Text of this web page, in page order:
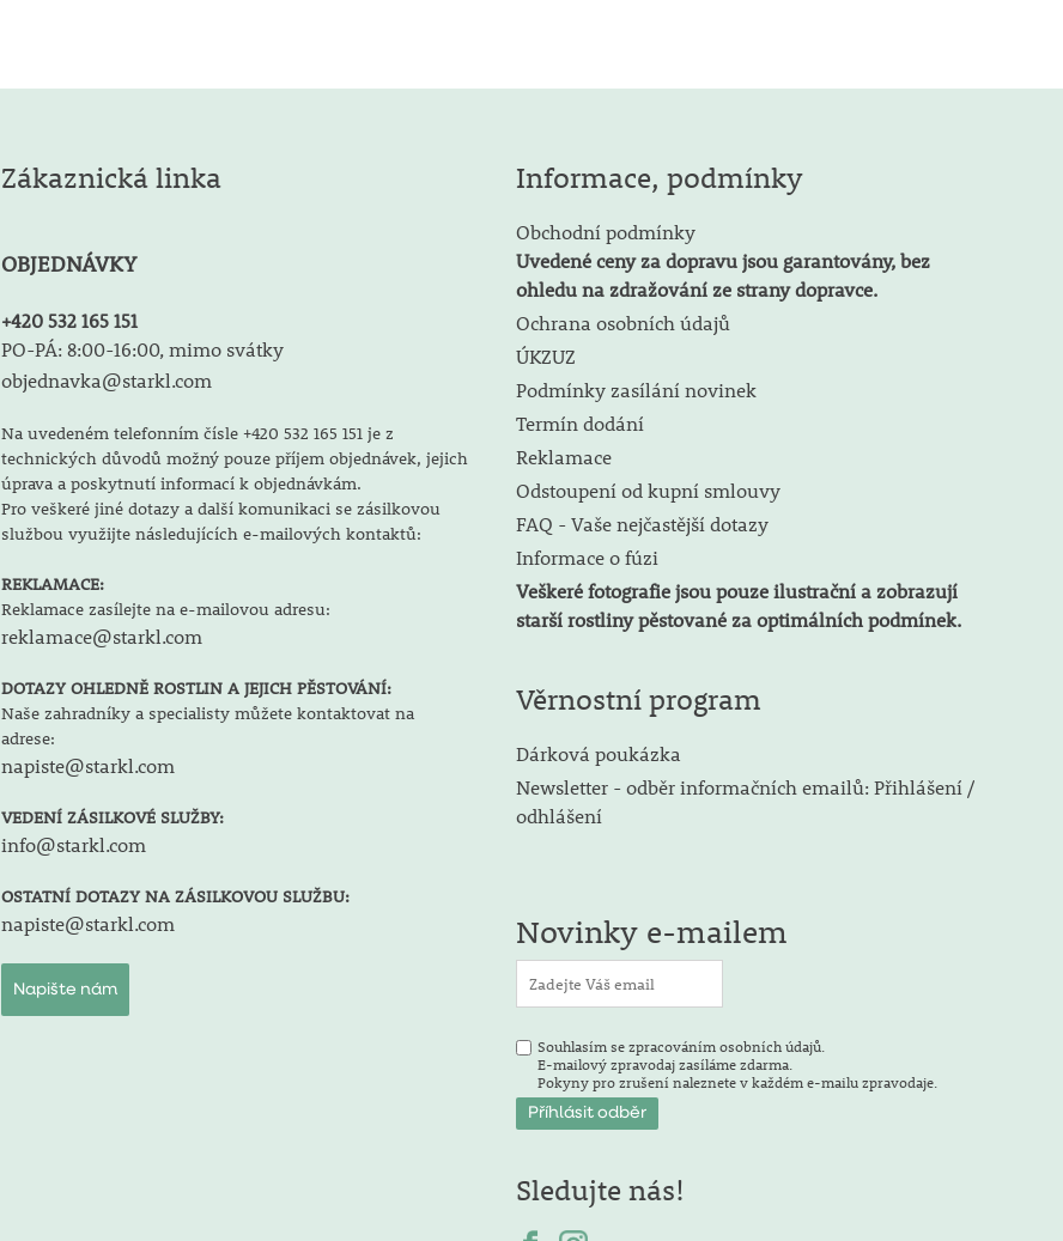
Zákaznická linka
OBJEDNÁVKY
+420 532 165 151
PO-PÁ: 8:00-16:00, mimo svátky
objednavka@starkl.com
Na uvedeném telefonním čísle +420 532 165 151 je z
technických důvodů možný pouze příjem objednávek, jejich
úprava a poskytnutí informací k objednávkám.
Pro veškeré jiné dotazy a další komunikaci se zásilkovou
službou využijte následujících e-mailových kontaktů:
REKLAMACE:
Reklamace zasílejte na e-mailovou adresu:
reklamace@starkl.com
DOTAZY OHLEDNĚ ROSTLIN A JEJICH PĚSTOVÁNÍ:
Naše zahradníky a specialisty můžete kontaktovat na
adrese:
napiste@starkl.com
VEDENÍ ZÁSILKOVÉ SLUŽBY:
info@starkl.com
OSTATNÍ DOTAZY NA ZÁSILKOVOU SLUŽBU:
napiste@starkl.com
Napište nám
Informace, podmínky
Obchodní podmínky
Uvedené ceny za dopravu jsou garantovány, bez
ohledu na zdražování ze strany dopravce.
Ochrana osobních údajů
ÚKZUZ
Podmínky zasílání novinek
Termín dodání
Reklamace
Odstoupení od kupní smlouvy
FAQ - Vaše nejčastější dotazy
Informace o fúzi
Veškeré fotografie jsou pouze ilustrační a zobrazují
starší rostliny pěstované za optimálních podmínek.
Věrnostní program
Dárková poukázka
Newsletter - odběr informačních emailů: Přihlášení /
odhlášení
Novinky e-mailem
Souhlasím se zpracováním osobních údajů.
E-mailový zpravodaj zasíláme zdarma.
Pokyny pro zrušení naleznete v každém e-mailu zpravodaje.
Sledujte nás!